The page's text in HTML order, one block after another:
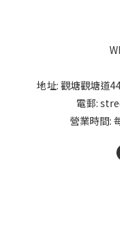
地址: 觀塘觀塘道
電郵:
營業時間: